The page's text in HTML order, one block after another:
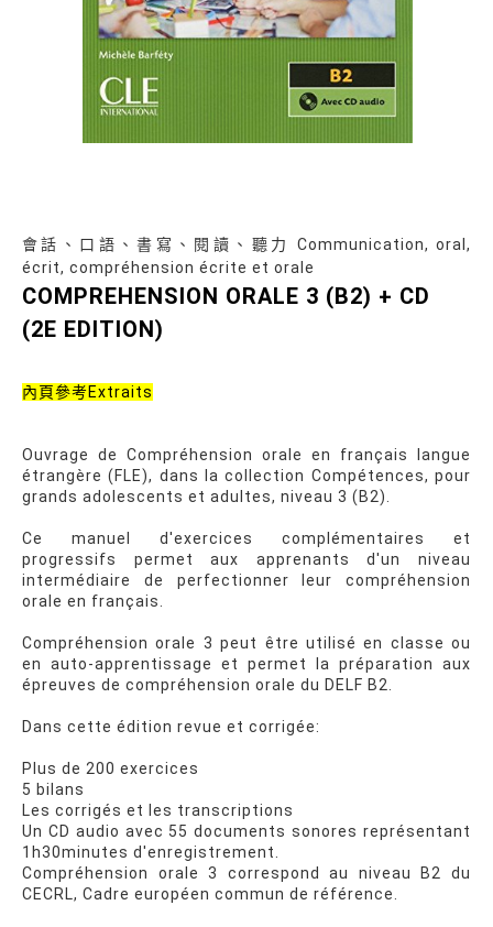
會話、口語、書寫、閱讀、聽力 Communication, oral,
écrit, compréhension écrite et orale
COMPREHENSION ORALE 3 (B2) + CD
(2E EDITION)
內頁參考Extraits
Ouvrage de Compréhension orale en français langue
étrangère (FLE), dans la collection Compétences, pour
grands adolescents et adultes, niveau 3 (B2).
Ce manuel d'exercices complémentaires et
progressifs permet aux apprenants d'un niveau
intermédiaire de perfectionner leur compréhension
orale en français.
Compréhension orale 3 peut être utilisé en classe ou
en auto-apprentissage et permet la préparation aux
épreuves de compréhension orale du DELF B2.
Dans cette édition revue et corrigée:
Plus de 200 exercices
5 bilans
Les corrigés et les transcriptions
Un CD audio avec 55 documents sonores représentant
1h30minutes d'enregistrement.
Compréhension orale 3 correspond au niveau B2 du
CECRL, Cadre européen commun de référence.